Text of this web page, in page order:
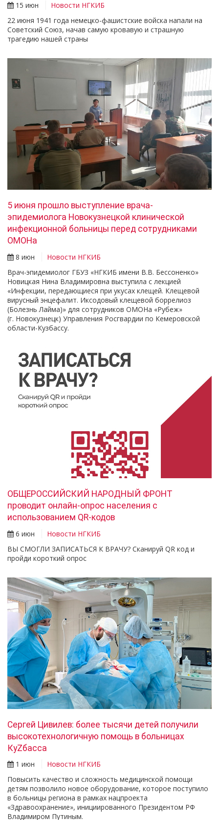
15 июн
Новости НГКИБ
22 июня 1941 года немецко-фашистские войска напали на
Советский Союз, начав самую кровавую и страшную
трагедию нашей страны
5 июня прошло выступление врача-
эпидемиолога Новокузнецкой клинической
инфекционной больницы перед сотрудниками
ОМОНа
8 июн
Новости НГКИБ
Врач-эпидемиолог ГБУЗ «НГКИБ имени В.В. Бессоненко»
Новицкая Нина Владимировна выступила с лекцией
«Инфекции, передающиеся при укусах клещей. Клещевой
вирусный энцефалит. Иксодовый клещевой боррелиоз
(Болезнь Лайма)» для сотрудников ОМОНа «Рубеж»
(г. Новокузнецк) Управления Росгвардии по Кемеровской
области-Кузбассу.
ОБЩЕРОССИЙСКИЙ НАРОДНЫЙ ФРОНТ
проводит онлайн-опрос населения с
использованием QR-кодов
6 июн
Новости НГКИБ
ВЫ СМОГЛИ ЗАПИСАТЬСЯ К ВРАЧУ? Сканируй QR код и
пройди короткий опрос
Сергей Цивилев: более тысячи детей получили
высокотехнологичную помощь в больницах
КуZбасса
1 июн
Новости НГКИБ
Повысить качество и сложность медицинской помощи
детям позволило новое оборудование, которое поступило
в больницы региона в рамках нацпроекта
«Здравоохранение», инициированного Президентом РФ
Владимиром Путиным.